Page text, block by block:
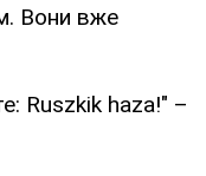
Вони вже
Ruszkik haza!" –